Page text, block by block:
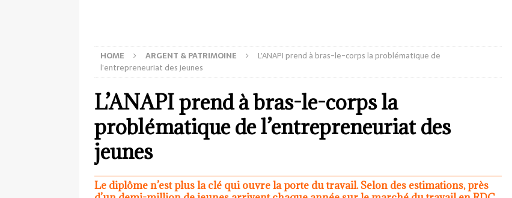
HOME ARGENT & PATRIMOINE
L’ANAPI prend à bras-le-corps la problématique de
l’entrepreneuriat des jeunes
L’ANAPI prend à bras-le-corps la
problématique de l’entrepreneuriat des
jeunes
Le diplôme n’est plus la clé qui ouvre la porte du travail. Selon des estimations, près